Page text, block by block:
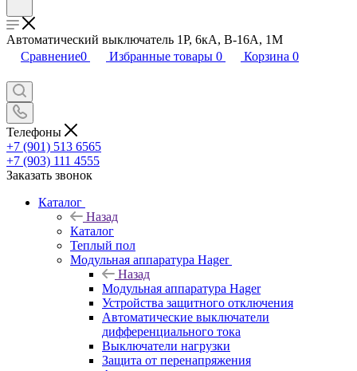
Автоматический выключатель 1Р, 6кА, В-16А, 1М
Сравнение0 Избранные товары 0 Корзина 0
Телефоны
+7 (901) 513 6565
+7 (903) 111 4555
Заказать звонок
Каталог
Назад
Каталог
Теплый пол
Модульная аппаратура Hager
Назад
Модульная аппаратура Hager
Устройства защитного отключения
Автоматические выключатели
дифференциального тока
Выключатели нагрузки
Защита от перенапряжения